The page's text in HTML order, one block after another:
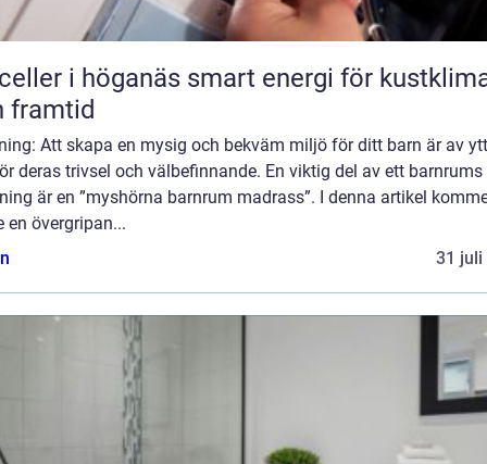
höganäs smart energi för kustklimat
framtid
Att skapa en mysig och bekväm miljö för ditt barn är av
deras trivsel och välbefinnande. En viktig del av ett barnrums
är en ”myshörna barnrum madrass”. I denna artikel
en övergripan...
31 juli